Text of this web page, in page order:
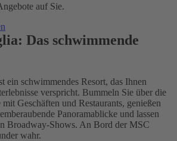
auf Sie.
Das schwimmende
ein schwimmendes Resort, das Ihnen
verspricht. Bummeln Sie über die
Geschäften und Restaurants, genießen
Panoramablicke und lassen
Broadway-Shows. An Bord der MSC
wahr.